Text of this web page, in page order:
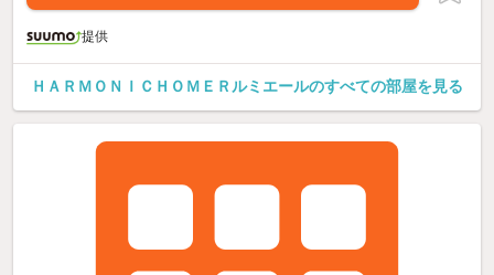
提供
ＨＡＲＭＯＮＩＣＨＯＭＥＲルミエールのすべての部屋を見る